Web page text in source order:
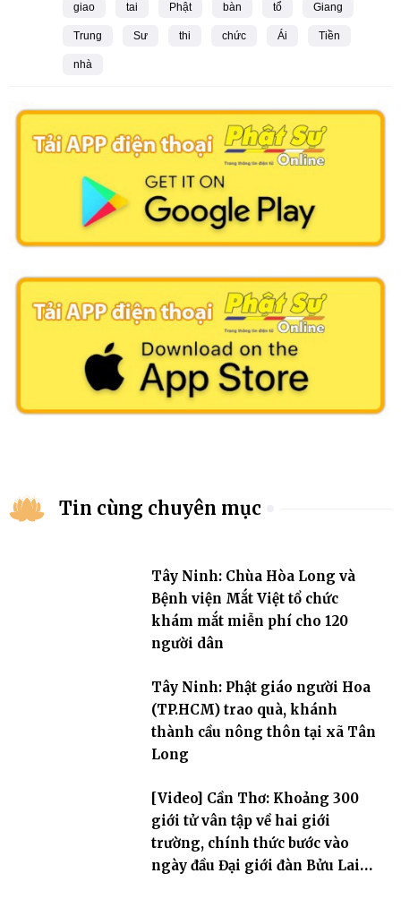
giao tai Phật bàn tổ Giang
Trung Sư thi chức Ái Tiền
nhà
Tin cùng chuyên mục
Tây Ninh: Chùa Hòa Long và
Bệnh viện Mắt Việt tổ chức
khám mắt miễn phí cho 120
người dân
Tây Ninh: Phật giáo người Hoa
(TP.HCM) trao quà, khánh
thành cầu nông thôn tại xã Tân
Long
[Video] Cần Thơ: Khoảng 300
giới tử vân tập về hai giới
trường, chính thức bước vào
ngày đầu Đại giới đàn Bửu Lai